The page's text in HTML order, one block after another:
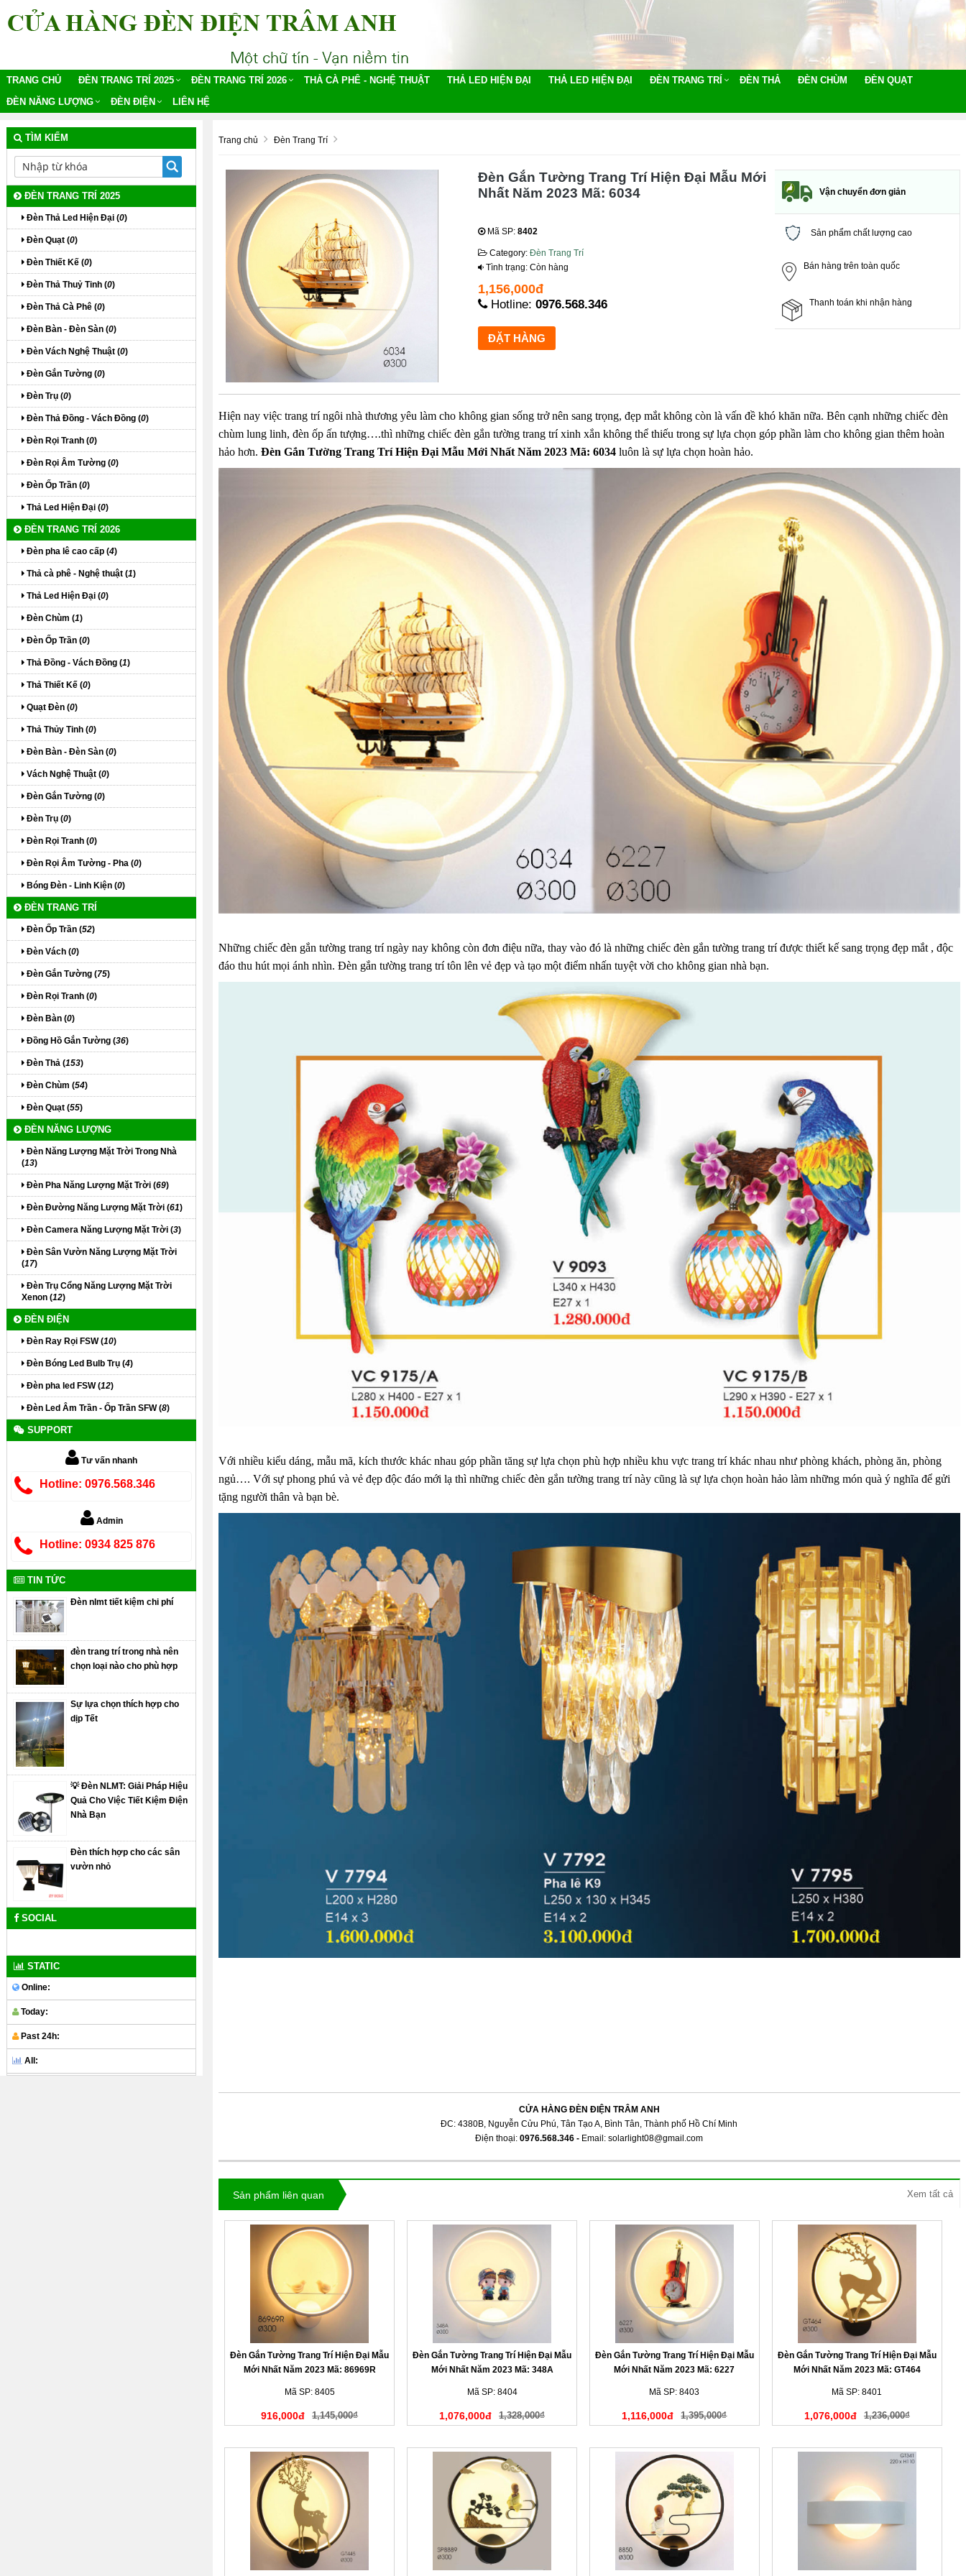
TRANG CHỦ ĐÈN TRANG TRÍ 2025 ĐÈN TRANG TRÍ 2026 THẢ CÀ PHÊ - NGHỆ THUẬT THẢ LED HIỆN ĐẠI THẢ LED HIỆN ĐẠI ĐÈN TRANG TRÍ ĐÈN THẢ ĐÈN CHÙM
ĐÈN QUẠT
ĐÈN NĂNG LƯỢNG
ĐÈN ĐIỆN LIÊN HỆ
Trang chủ Đèn Trang Trí
Đèn Gắn Tường Trang Trí Hiện Đại Mẫu Mới
Nhất Năm 2023 Mã: 6034
Mã SP: 8402
Category: Đèn Trang Trí
Tình trạng: Còn hàng
1,156,000đ
Hotline: 0976.568.346
Vận chuyển đơn giản
Sản phẩm chất lượng cao
Bán hàng trên toàn quốc
Thanh toán khi nhận hàng
Hiện nay việc trang trí ngôi nhà thương yêu làm cho không gian sống trở nên sang trọng, đẹp mắt không còn là vấn đề khó khăn nữa. Bên cạnh những chiếc đèn
chùm lung linh, đèn ốp ấn tượng….thì những chiếc đèn gắn tường trang trí xinh xắn không thể thiếu trong sự lựa chọn góp phần làm cho không gian thêm hoàn
hảo hơn. Đèn Gắn Tường Trang Trí Hiện Đại Mẫu Mới Nhất Năm 2023 Mã: 6034luôn là sự lựa chọn hoàn hảo.
Những chiếc đèn gắn tường trang trí ngày nay không còn đơn điệu nữa, thay vào đó là những chiếc đèn gắn tường trang trí được thiết kế sang trọng đẹp mắt , độc
đáo thu hút mọi ánh nhìn. Đèn gắn tường trang trí tôn lên vẻ đẹp và tạo một điểm nhấn tuyệt vời cho không gian nhà bạn.
Với nhiều kiểu dáng, mẫu mã, kích thước khác nhau góp phần tăng sự lựa chọn phù hợp nhiều khu vực trang trí khác nhau như phòng khách, phòng ăn, phòng
ngủ…. Với sự phong phú và vẻ đẹp độc đáo mới lạ thì những chiếc đèn gắn tường trang trí này cũng là sự lựa chọn hoàn hảo làm những món quà ý nghĩa để gửi
tặng người thân và bạn bè.
CỬA HÀNG ĐÈN ĐIỆN TRÂM ANH
ĐC: 4380B, Nguyễn Cửu Phú, Tân Tạo A, Bình Tân, Thành phố Hồ Chí Minh
Điện thoại:0976.568.346 - Email: solarlight08@gmail.com
Sản phẩm liên quan Xem tất cả
Đèn Gắn Tường Trang Trí Hiện Đại Mẫu
Mới Nhất Năm 2023 Mã: 86969R
Mã SP: 8405
916,000đ 1,145,000₫
Đèn Gắn Tường Trang Trí Hiện Đại Mẫu
Mới Nhất Năm 2023 Mã: 348A
Mã SP: 8404
1,076,000đ 1,328,000₫
Đèn Gắn Tường Trang Trí Hiện Đại Mẫu
Mới Nhất Năm 2023 Mã: 6227
Mã SP: 8403
1,116,000đ 1,395,000₫
Đèn Gắn Tường Trang Trí Hiện Đại Mẫu
Mới Nhất Năm 2023 Mã: GT464
Mã SP: 8401
1,076,000đ 1,236,000₫
TÌM KIẾM
ĐÈN TRANG TRÍ 2025
Đèn Thả Led Hiện Đại (0)
Đèn Quạt (0)
Đèn Thiết Kế (0)
Đèn Thả Thuỷ Tinh (0)
Đèn Thả Cà Phê (0)
Đèn Bàn - Đèn Sàn (0)
Đèn Vách Nghệ Thuật (0)
Đèn Gắn Tường (0)
Đèn Trụ (0)
Đèn Thả Đồng - Vách Đồng (0)
Đèn Rọi Tranh (0)
Đèn Rọi Âm Tường (0)
Đèn Ốp Trần (0)
Thả Led Hiện Đại (0)
ĐÈN TRANG TRÍ 2026
Đèn pha lê cao cấp (4)
Thả cà phê - Nghệ thuật (1)
Thả Led Hiện Đại (0)
Đèn Chùm (1)
Đèn Ốp Trần (0)
Thả Đồng - Vách Đồng (1)
Thả Thiết Kế (0)
Quạt Đèn (0)
Thả Thủy Tinh (0)
Đèn Bàn - Đèn Sàn (0)
Vách Nghệ Thuật (0)
Đèn Gắn Tường (0)
Đèn Trụ (0)
Đèn Rọi Tranh (0)
Đèn Rọi Âm Tường - Pha (0)
Bóng Đèn - Linh Kiện (0)
ĐÈN TRANG TRÍ
Đèn Ốp Trần (52)
Đèn Vách (0)
Đèn Gắn Tường (75)
Đèn Rọi Tranh (0)
Đèn Bàn (0)
Đồng Hồ Gắn Tường (36)
Đèn Thả (153)
Đèn Chùm (54)
Đèn Quạt (55)
ĐÈN NĂNG LƯỢNG
Đèn Năng Lượng Mặt Trời Trong Nhà
(13)
Đèn Pha Năng Lượng Mặt Trời (69)
Đèn Đường Năng Lượng Mặt Trời (61)
Đèn Camera Năng Lượng Mặt Trời (3)
Đèn Sân Vườn Năng Lượng Mặt Trời
(17)
Đèn Trụ Cổng Năng Lượng Mặt Trời
Xenon (12)
ĐÈN ĐIỆN
Đèn Ray Rọi FSW (10)
Đèn Bóng Led Bulb Trụ (4)
Đèn pha led FSW (12)
Đèn Led Âm Trần - Ốp Trần SFW (8)
SUPPORT
Tư vấn nhanh
Hotline: 0976.568.346
Admin
Hotline: 0934 825 876
TIN TỨC
Đèn nlmt tiết kiệm chi phí
đèn trang trí trong nhà nên
chọn loại nào cho phù hợp
Sự lựa chọn thích hợp cho
dịp Tết
💡 Đèn NLMT: Giải Pháp Hiệu
Quả Cho Việc Tiết Kiệm Điện
Nhà Bạn
Đèn thích hợp cho các sân
vườn nhỏ
SOCIAL
STATIC
Online:
Today:
Past 24h:
All: